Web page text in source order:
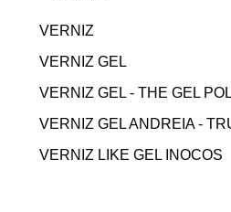
VERNIZ
VERNIZ GEL
VERNIZ GEL - THE GEL
VERNIZ GEL ANDREIA -
VERNIZ LIKE GEL INOCOS